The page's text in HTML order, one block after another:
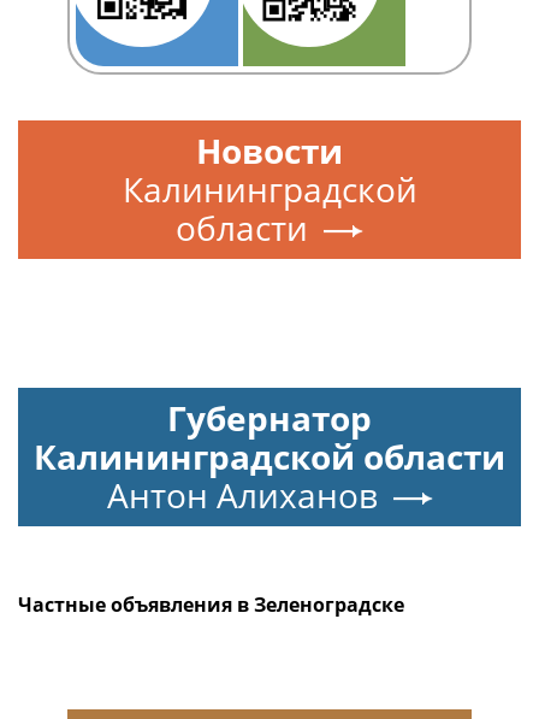
Новости
Калининградской
области
Губернатор
Калининградской области
Антон Алиханов
Частные объявления в Зеленоградске